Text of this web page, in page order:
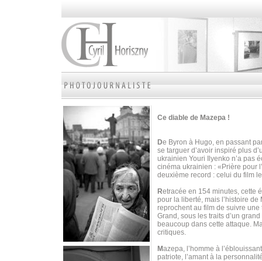
Ce diable de Mazepa !
De Byron à Hugo, en passant
se targuer d’avoir inspiré plus
ukrainien Youri Ilyenko n’a pas
cinéma ukrainien : «Prière pour
deuxième record : celui du film
Retracée en 154 minutes, cette
pour la liberté, mais l’histoire
reprochent au film de suivre
Grand, sous les traits d’un
beaucoup dans cette attaque.
critiques.
Mazepa, l’homme à
patriote, l’amant à la